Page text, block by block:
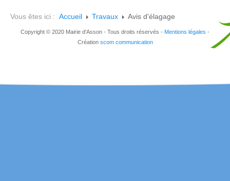
Vous êtes ici : Accueil Travaux Avis d'élagage
Copyright © 2020 Mairie d'Asson - Tous droits réservés - Mentions légales -
Création scom communication